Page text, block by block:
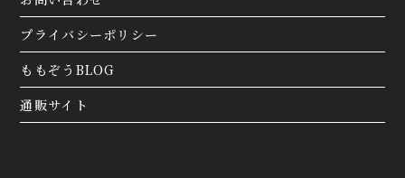
プライバシーポリシー
ももぞうBLOG
通販サイト